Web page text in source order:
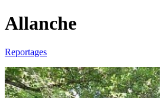
Allanche
Reportages